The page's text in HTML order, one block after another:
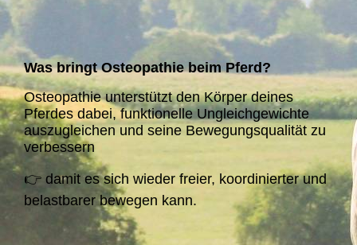
Was bringt Osteopathie beim Pferd?
Osteopathie unterstützt den Körper deines
Pferdes dabei, funktionelle Ungleichgewichte
auszugleichen und seine Bewegungsqualität zu
verbessern
👉 damit es sich wieder freier, koordinierter und
belastbarer bewegen kann.